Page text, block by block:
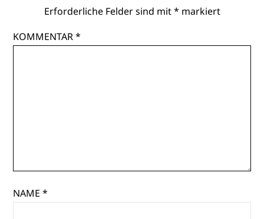
Erforderliche Felder sind mit* markiert
KOMMENTAR*
NAME*